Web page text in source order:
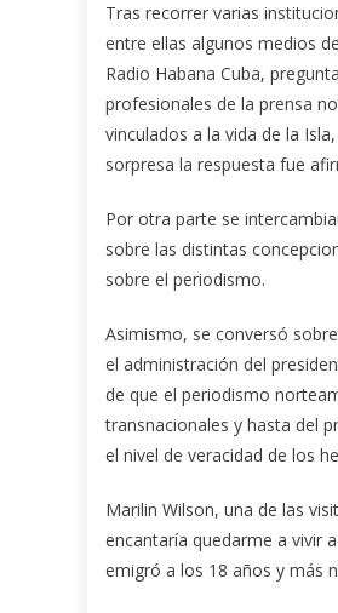
Tras recorrer varias
entre ellas algunos medios
Radio Habana Cuba,
profesionales de la prensa
vinculados a la vida de la
sorpresa la respuesta fue
Por otra parte se
sobre las distintas
sobre el periodismo.
Asimismo, se conversó
el administración del
de que el periodismo
transnacionales y hasta del
el nivel de veracidad de los
Marilin Wilson, una de las
encantaría quedarme a vivir
emigró a los 18 años y más